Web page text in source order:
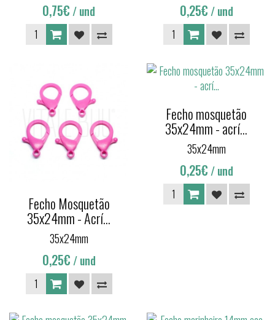
0,75€ / und 0,25€ / und
Fecho Mosquetão
35x24mm - Acrí...
35x24mm
0,25€ / und
Fecho mosquetão
35x24mm - acrí...
35x24mm
0,25€ / und